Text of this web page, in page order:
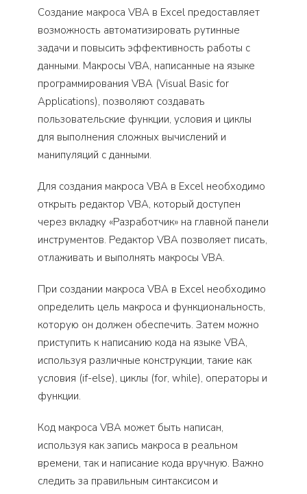
Создание макроса VBA в Excel предоставляет
возможность автоматизировать рутинные
задачи и повысить эффективность работы с
данными. Макросы VBA, написанные на языке
программирования VBA (Visual Basic for
Applications), позволяют создавать
пользовательские функции, условия и циклы
для выполнения сложных вычислений и
манипуляций с данными.
Для создания макроса VBA в Excel необходимо
открыть редактор VBA, который доступен
через вкладку «Разработчик» на главной панели
инструментов. Редактор VBA позволяет писать,
отлаживать и выполнять макросы VBA.
При создании макроса VBA в Excel необходимо
определить цель макроса и функциональность,
которую он должен обеспечить. Затем можно
приступить к написанию кода на языке VBA,
используя различные конструкции, такие как
условия (if-else), циклы (for, while), операторы и
функции.
Код макроса VBA может быть написан,
используя как запись макроса в реальном
времени, так и написание кода вручную. Важно
следить за правильным синтаксисом и